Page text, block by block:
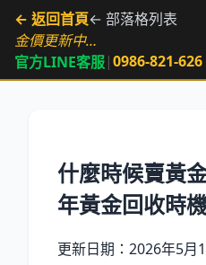
← 返回首頁← 部落格列表
金價更新中…
官方LINE客服|0986-821-626
什麼時候賣黃
年黃金回收時
更新日期： 2026年5月